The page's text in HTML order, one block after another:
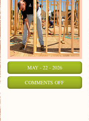
MAY - 22 - 2026
COMMENTS OFFON